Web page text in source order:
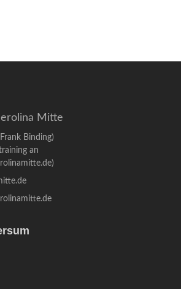
Mitte
Binding)
an
)